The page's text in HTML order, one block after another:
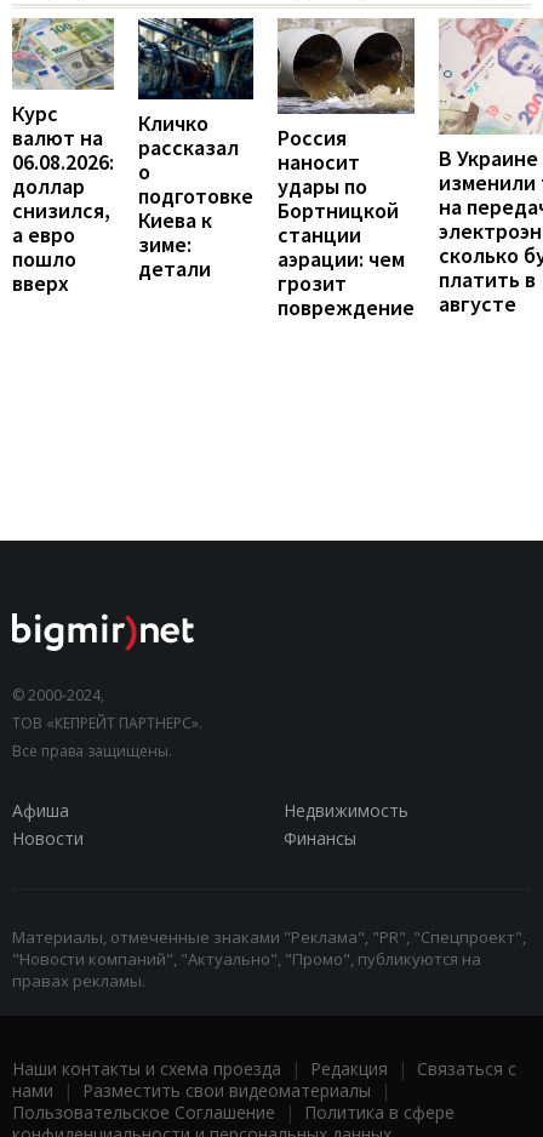
Курс
валют на
06.08.2026:
доллар
снизился,
а евро
пошло
вверх
Кличко
рассказал
о
подготовке
Киева к
зиме:
детали
Россия
наносит
удары по
Бортницкой
станции
аэрации: чем
грозит
повреждение
В Украине
на
сколько
платить в
августе
© 2000-2024,
ТОВ «КЕПРЕЙТ ПАРТНЕРС».
Все права защищены.
Афиша
Недвижимость
Новости
Финансы
Материалы, отмеченные знаками "Реклама", "PR", "Спецпроект",
"Новости компаний", "Актуально", "Промо", публикуются на
правах рекламы.
Наши контакты и схема проезда | Редакция | Связаться с
нами | Разместить свои видеоматериалы |
Пользовательское Соглашение |
Политика в сфере